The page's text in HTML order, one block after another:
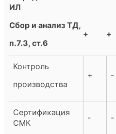
ИЛ
Сбор и анализ ТД,
п.7.3, ст.6
+ +
Контроль
производства
+ -
Сертификация
СМК
- -